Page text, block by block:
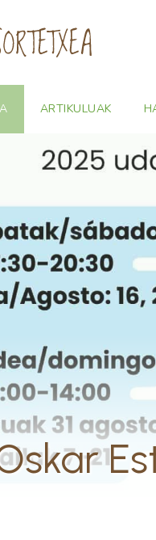
ARTIKULUAK